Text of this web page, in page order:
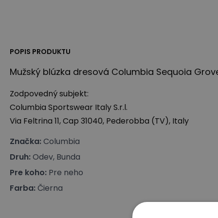
POPIS PRODUKTU
Mužský blúzka dresová Columbia Sequoia
Zodpovedný subjekt:
Columbia Sportswear Italy S.r.l.
Via Feltrina 11, Cap 31040, Pederobba (TV), Italy
Značka:Columbia
Druh:Odev, Bunda
Pre koho: Pre neho
Farba:Čierna